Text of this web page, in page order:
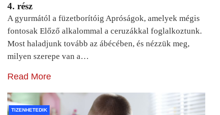
4. rész
A gyurmától a füzetborítóig Apróságok, amelyek mégis
fontosak Előző alkalommal a ceruzákkal foglalkoztunk.
Most haladjunk tovább az ábécében, és nézzük meg,
milyen szerepe van a…
Read More
TIZENHETEDIK